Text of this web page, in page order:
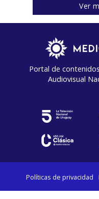
Ver
Portal de
Audiovisual
Políticas de privacidad